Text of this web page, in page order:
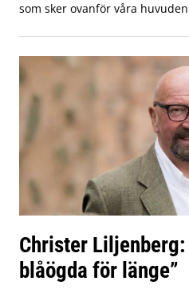
som sker ovanför våra
Christer
blåögda för länge”